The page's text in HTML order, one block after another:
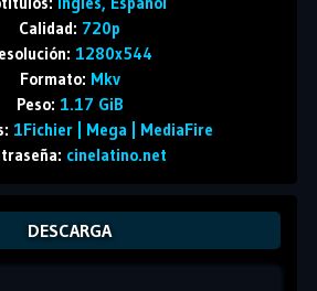
Calidad: 720p
1280x544
Formato: Mkv
Peso: 1.17 GiB
1Fichier | Mega | MediaFire
cinelatino.net
DESCARGA